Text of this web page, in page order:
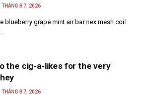
THÁNG 8 7, 2026
blueberry grape mint air bar nex mesh coil
the cig-a-likes for the very
THÁNG 8 7, 2026